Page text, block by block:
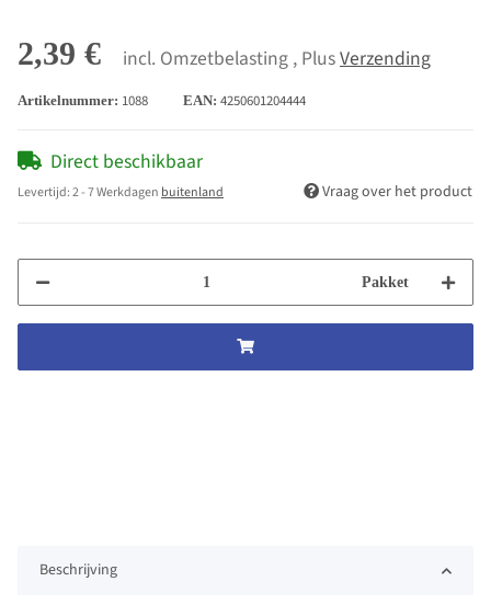
2,39 € incl. Omzetbelasting , PlusVerzending
Artikelnummer: 1088 EAN: 4250601204444
Direct beschikbaar
Levertijd:2 - 7 Werkdagen buitenland Vraag over het product
Pakket
Beschrijving